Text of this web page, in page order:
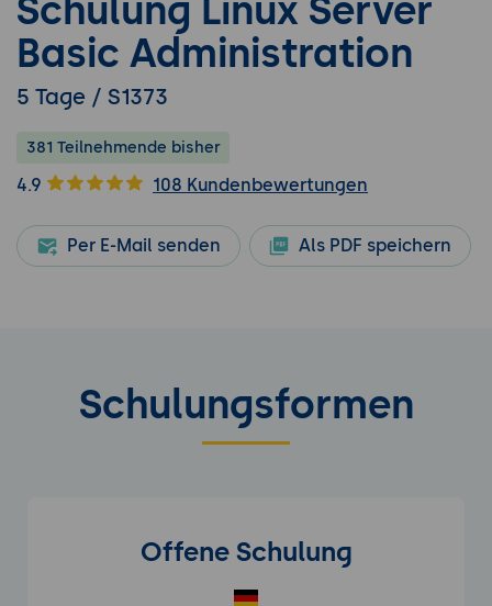
Schulung Linux Server
Basic Administration
5 Tage / S1373
381 Teilnehmende bisher
4.9 108 Kundenbewertungen
Per E-Mail senden Als PDF speichern
Schulungsformen
Offene Schulung